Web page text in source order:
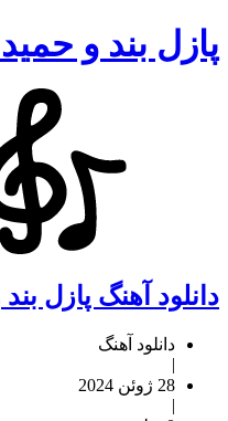
پازل بند و
دانلود آهنگ پازل
دانلود آهنگ
|
28 ژوئن 2024
|